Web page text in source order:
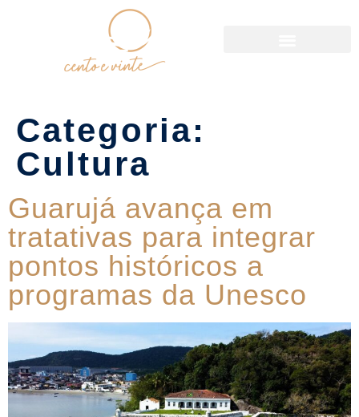
Categoria:
Cultura
Guarujá avança em
tratativas para integrar
pontos históricos a
programas da Unesco